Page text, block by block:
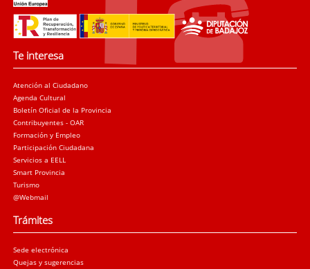
Te interesa
Atención al Ciudadano
Agenda Cultural
Boletín Oficial de la Provincia
Contribuyentes - OAR
Formación y Empleo
Participación Ciudadana
Servicios a EELL
Smart Provincia
Turismo
@Webmail
Trámites
Sede electrónica
Quejas y sugerencias